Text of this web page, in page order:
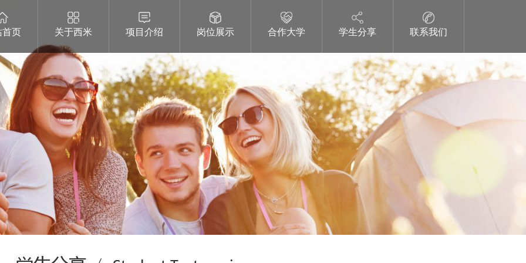
首页 关于西米 项目介绍 岗位展示 合作大学 学生分享 联系我们